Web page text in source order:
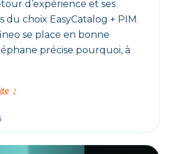
d’expérience et ses
du choix EasyCatalog + PIM.
se place en bonne
précise pourquoi, à